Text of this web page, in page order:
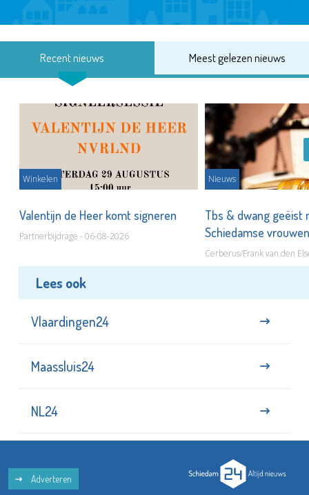
Recent nieuws Meest gelezen nieuws
Winkelen
Valentijn de Heer komt signeren
Partnerbijdrage - 06-08-2026
Nieuws
Tbs & dwang geëist
Schiedamse
Cerberus/Frank van den
Lees ook
Vlaardingen24
Maassluis24
NL24
Adverteren